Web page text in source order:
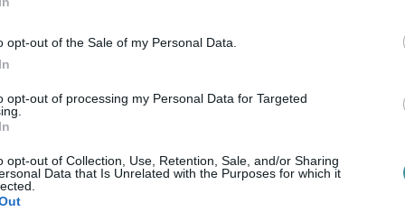
opt-out of the Sale of my Personal Data.
opt-out of processing my Personal Data for Targeted
opt-out of Collection, Use, Retention, Sale, and/or Sharing
Data that Is Unrelated with the Purposes for which it
egy figura segítségével járhatjuk be Eger
kerülő akadályokat. Oké, de mitől lesz
így ha elhibáz egy akadályt, akkor a
kell tenni még több diplomáért?
felvételi eljárásban".